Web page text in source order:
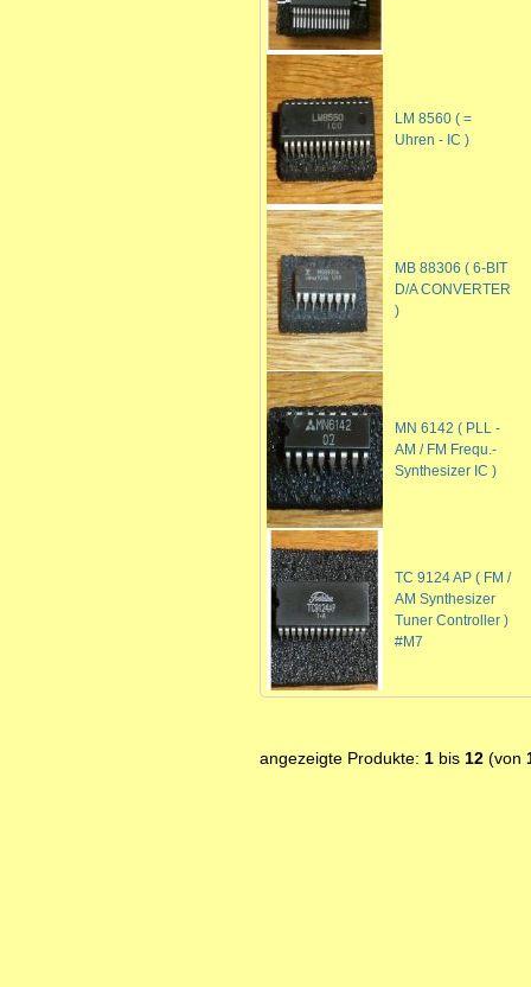
LM 8560 ( =
Uhren - IC )
MB 88306 ( 6-BIT
D/A CONVERTER
)
MN 6142 ( PLL -
AM / FM Frequ.-
Synthesizer IC )
TC 9124 AP ( FM /
AM Synthesizer
Tuner Controller )
#M7
angezeigte Produkte: 1bis 12(von